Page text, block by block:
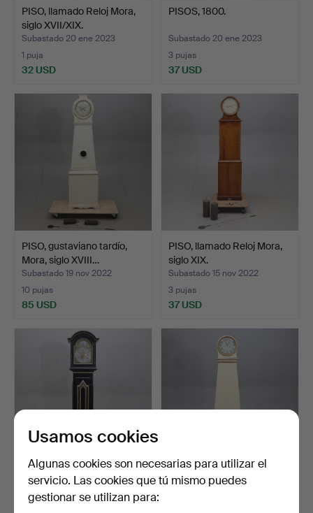
PISO, llamado Reloj Mora,
siglo XVII/XIX.
Subastado 20 ene 2023
1 puja
32 USD
PISOS, 1800.
Subastado 20 ene 2023
3 pujas
37 USD
PISO, gustaviano tardío,
Mora, siglo XVIII…
Subastado 19 nov 2022
10 pujas
85 USD
PISO, llamado Reloj Mora,
siglo XIX.
Subastado 15 nov 2022
3 pujas
37 USD
PISOS, 1800.
PISO, Sengustaviano,
Usamos cookies
Algunas cookies son necesarias para utilizar el
servicio. Las cookies que tú mismo puedes
gestionar se utilizan para: